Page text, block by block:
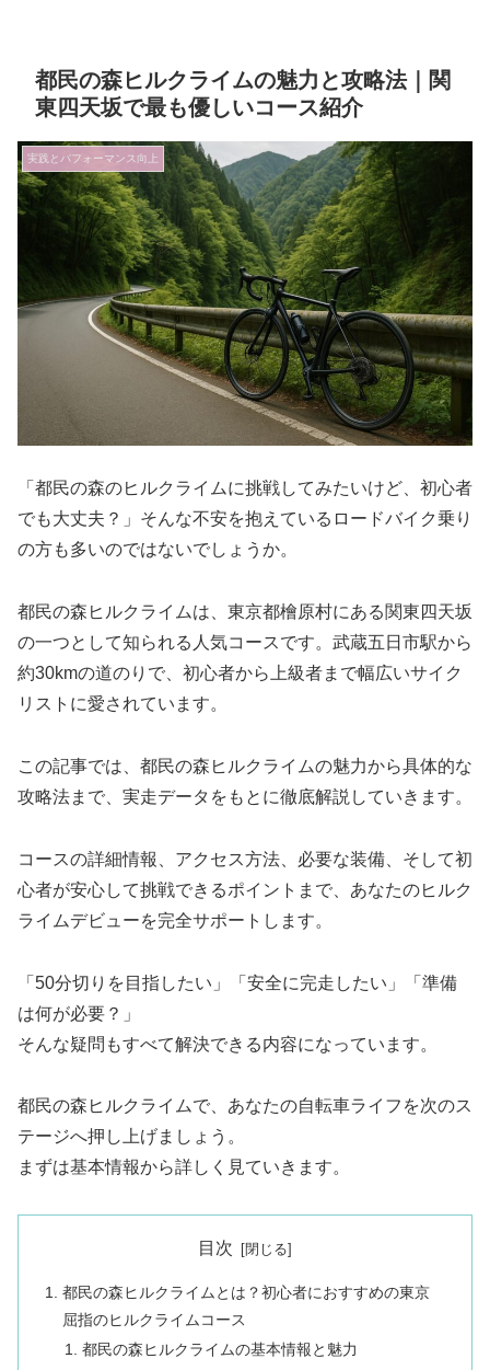
都民の森ヒルクライムの魅力と攻略法｜関
東四天坂で最も優しいコース紹介
実践とパフォーマンス向上
「都民の森のヒルクライムに挑戦してみたいけど、初心者
でも大丈夫？」そんな不安を抱えているロードバイク乗り
の方も多いのではないでしょうか。
都民の森ヒルクライムは、東京都檜原村にある関東四天坂
の一つとして知られる人気コースです。武蔵五日市駅から
約30kmの道のりで、初心者から上級者まで幅広いサイク
リストに愛されています。
この記事では、都民の森ヒルクライムの魅力から具体的な
攻略法まで、実走データをもとに徹底解説していきます。
コースの詳細情報、アクセス方法、必要な装備、そして初
心者が安心して挑戦できるポイントまで、あなたのヒルク
ライムデビューを完全サポートします。
「50分切りを目指したい」「安全に完走したい」「準備
は何が必要？」
そんな疑問もすべて解決できる内容になっています。
都民の森ヒルクライムで、あなたの自転車ライフを次のス
テージへ押し上げましょう。
まずは基本情報から詳しく見ていきます。
目次
都民の森ヒルクライムとは？初心者におすすめの東京
屈指のヒルクライムコース
都民の森ヒルクライムの基本情報と魅力